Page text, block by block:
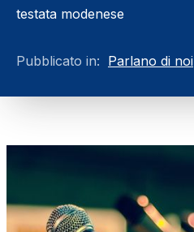
testata modenese
Pubblicato in: Parlano di noi